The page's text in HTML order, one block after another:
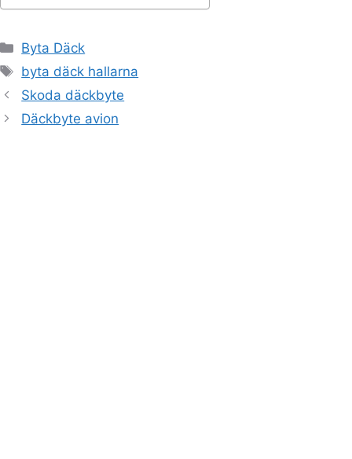
Kategorier
Byta Däck
Etiketter
byta däck hallarna
Skoda däckbyte
Däckbyte avion